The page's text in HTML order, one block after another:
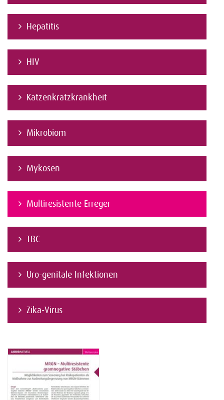
Hepatitis
HIV
Katzenkratzkrankheit
Mikrobiom
Mykosen
Multiresistente Erreger
TBC
Uro-genitale Infektionen
Zika-Virus